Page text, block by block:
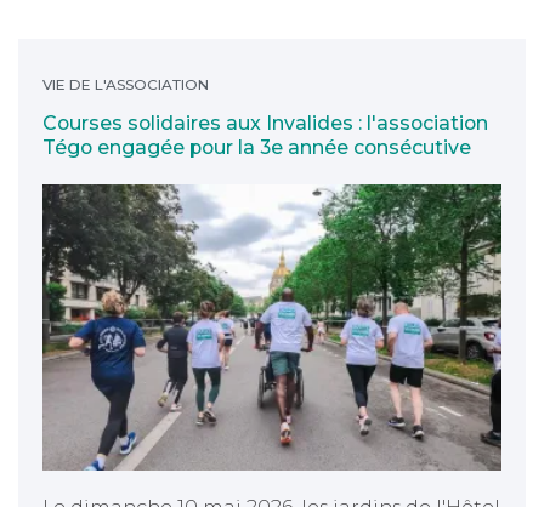
VIE DE L'ASSOCIATION
Courses solidaires aux Invalides : l'association
Tégo engagée pour la 3e année consécutive